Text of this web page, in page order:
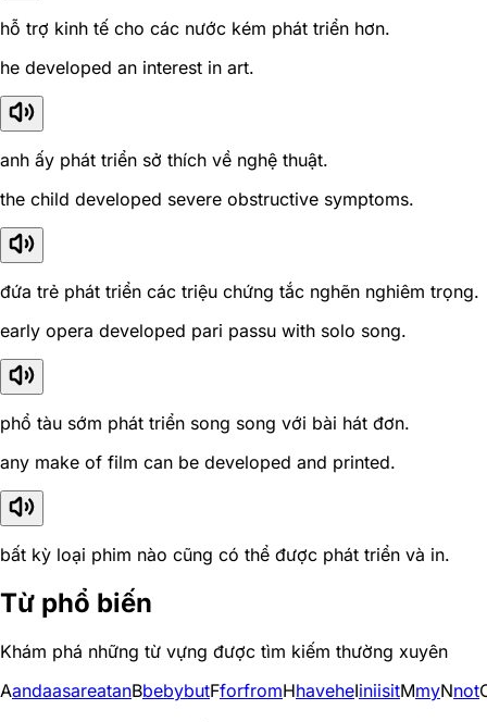
hỗ trợ kinh tế cho các nước kém phát triển hơn.
he developed an interest in art.
anh ấy phát triển sở thích về nghệ thuật.
the child developed severe obstructive symptoms.
đứa trẻ phát triển các triệu chứng tắc nghẽn nghiêm trọng.
early opera developed pari passu with solo song.
phổ tàu sớm phát triển song song với bài hát đơn.
any make of film can be developed and printed.
bất kỳ loại phim nào cũng có thể được phát triển và in.
Từ phổ biến
Khám phá những từ vựng được tìm kiếm thường xuyên
AandaasareatanBbebybutFforfromHhaveheIiniisitMmyNnot